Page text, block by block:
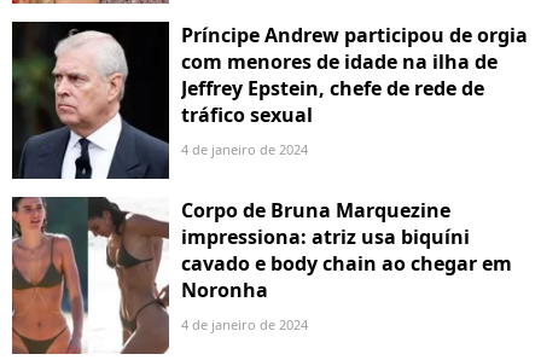
Príncipe Andrew participou de orgia
com menores de idade na ilha de
Jeffrey Epstein, chefe de rede de
tráfico sexual
4 de janeiro de 2024
Corpo de Bruna Marquezine
impressiona: atriz usa biquíni
cavado e body chain ao chegar em
Noronha
4 de janeiro de 2024